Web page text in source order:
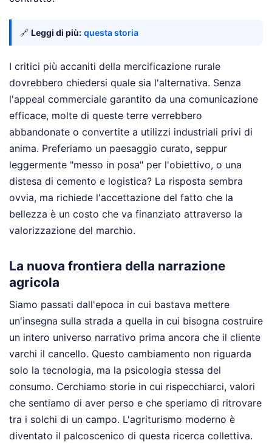
🔗 Leggi di più: questa storia
I critici più accaniti della mercificazione rurale
dovrebbero chiedersi quale sia l'alternativa. Senza
l'appeal commerciale garantito da una comunicazione
efficace, molte di queste terre verrebbero
abbandonate o convertite a utilizzi industriali privi di
anima. Preferiamo un paesaggio curato, seppur
leggermente "messo in posa" per l'obiettivo, o una
distesa di cemento e logistica? La risposta sembra
ovvia, ma richiede l'accettazione del fatto che la
bellezza è un costo che va finanziato attraverso la
valorizzazione del marchio.
La nuova frontiera della narrazione
agricola
Siamo passati dall'epoca in cui bastava mettere
un'insegna sulla strada a quella in cui bisogna costruire
un intero universo narrativo prima ancora che il cliente
varchi il cancello. Questo cambiamento non riguarda
solo la tecnologia, ma la psicologia stessa del
consumo. Cerchiamo storie in cui rispecchiarci, valori
che sentiamo di aver perso e che speriamo di ritrovare
tra i solchi di un campo. L'agriturismo moderno è
diventato il palcoscenico di questa ricerca collettiva.